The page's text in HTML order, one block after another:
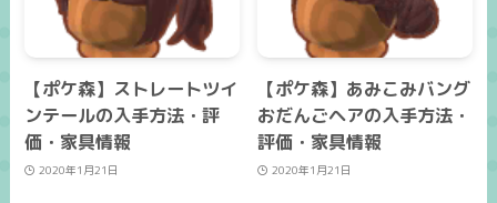
【ポケ森】ストレートツイ
ンテールの入手方法・評
価・家具情報
2020年1月21日
【ポケ森】あみこみバング
おだんごヘアの入手方法・
評価・家具情報
2020年1月21日